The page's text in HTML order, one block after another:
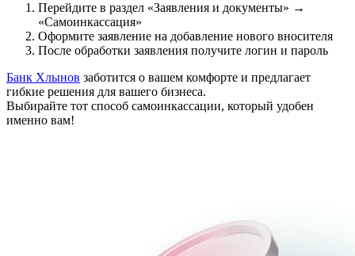
Перейдите в раздел «Заявления и документы» →
«Самоинкассация»
Оформите заявление на добавление нового вносителя
После обработки заявления получите логин и пароль
Банк Хлынов заботится о вашем комфорте и предлагает
гибкие решения для вашего бизнеса.
Выбирайте тот способ самоинкассации, который удобен
именно вам!